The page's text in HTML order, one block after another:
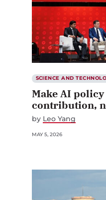
SCIENCE AND
Make AI
contribution,
by Leo Yang
MAY 5, 2026